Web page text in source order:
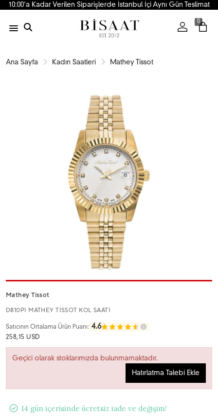
10:00'a Kadar Verilen Siparişlerde İstanbul İçi Aynı Gün Teslimat
0
Ana Sayfa Kadın Saatleri Mathey Tissot
Mathey Tissot
D810PI MATHEY TİSSOT KOL SAATİ
Satıcının Ortalama Ürün Puanı: 4.6
258,15 USD
Geçici olarak stoklarımızda bulunmamaktadır.
Hatırlatma Talebi Ekle
14 gün içerisinde ücretsiz iade ve değişim!